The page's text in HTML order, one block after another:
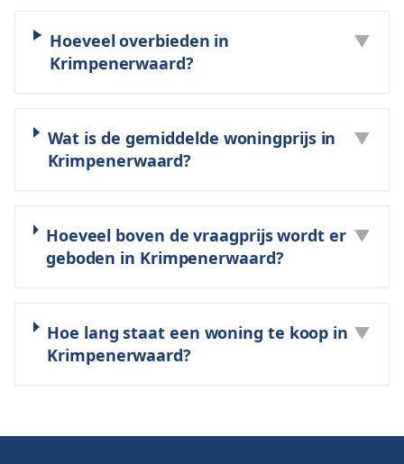
Hoeveel overbieden in
Krimpenerwaard?
▼
Wat is de gemiddelde woningprijs in
Krimpenerwaard?
▼
Hoeveel boven de vraagprijs wordt er
geboden in Krimpenerwaard?
▼
Hoe lang staat een woning te koop in
Krimpenerwaard?
▼